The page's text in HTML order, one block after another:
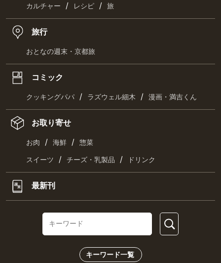
カルチャー / レシピ / 旅
旅行
おとなの週末・京都旅
コミック
クッキングパパ / ラズウェル細木 / 漫画・満吉くん
お取り寄せ
お肉 / 海鮮 / 惣菜
スイーツ / チーズ・乳製品 / ドリンク
最新刊
キーワード一覧